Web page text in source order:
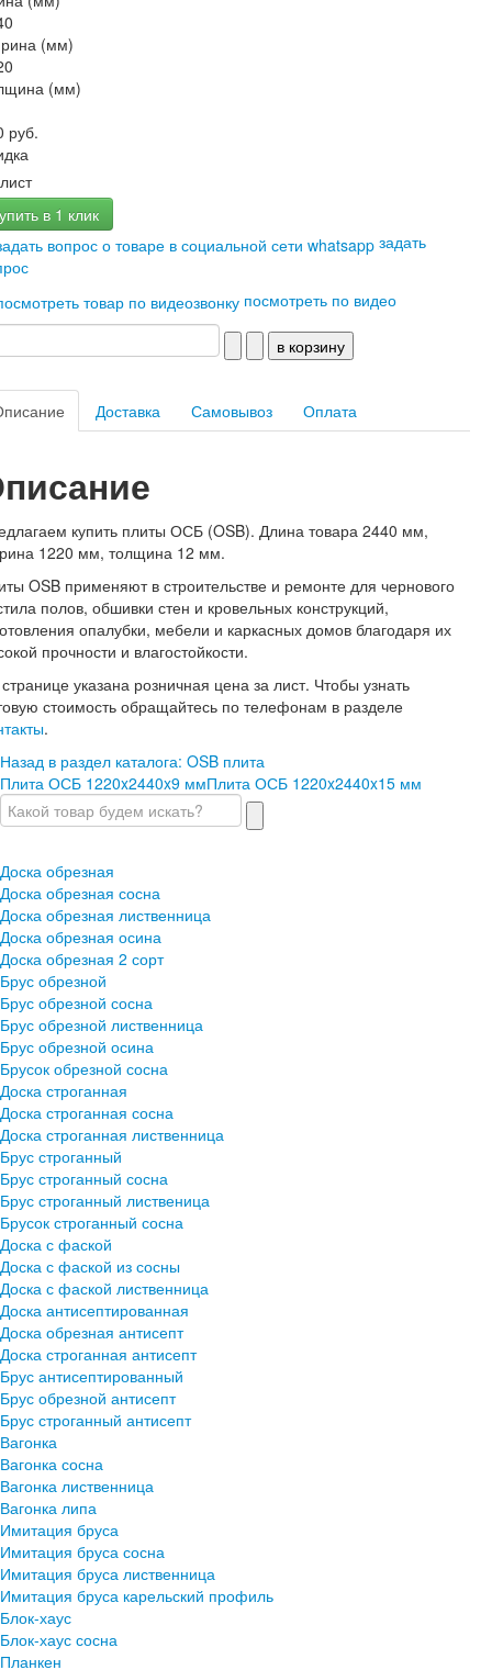
(мм)
(мм)
руб.
лист
в 1 клик
задать
посмотреть по видео
Доставка Самовывоз Оплата
купить плиты ОСБ (OSB). Длина товара 2440 мм,
1220 мм, толщина 12 мм.
OSB применяют в строительстве и ремонте для чернового
полов, обшивки стен и кровельных конструкций,
опалубки, мебели и каркасных домов благодаря их
прочности и влагостойкости.
указана розничная цена за лист. Чтобы узнать
стоимость обращайтесь по телефонам в разделе
.
Назад в раздел каталога: OSB плита
Плита ОСБ 1220x2440x9 ммПлита ОСБ 1220x2440x15 мм
Доска обрезная
Доска обрезная сосна
Доска обрезная лиственница
Доска обрезная осина
Доска обрезная 2 сорт
Брус обрезной
Брус обрезной сосна
Брус обрезной лиственница
Брус обрезной осина
Брусок обрезной сосна
Доска строганная
Доска строганная сосна
Доска строганная лиственница
Брус строганный
Брус строганный сосна
Брус строганный лиственица
Брусок строганный сосна
Доска с фаской
Доска с фаской из сосны
Доска с фаской лиственница
Доска антисептированная
Доска обрезная антисепт
Доска строганная антисепт
Брус антисептированный
Брус обрезной антисепт
Брус строганный антисепт
Вагонка
Вагонка сосна
Вагонка лиственница
Вагонка липа
Имитация бруса
Имитация бруса сосна
Имитация бруса лиственница
Имитация бруса карельский профиль
Блок-хаус
Блок-хаус сосна
Планкен